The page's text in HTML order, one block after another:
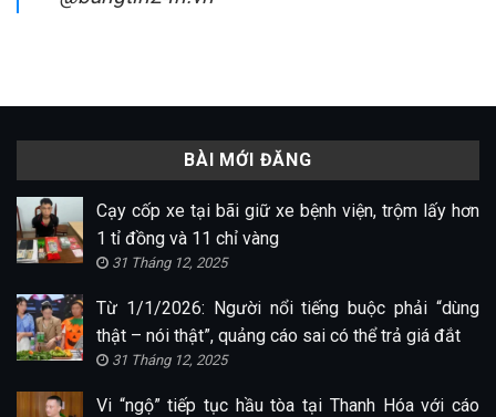
BÀI MỚI ĐĂNG
Cạy cốp xe tại bãi giữ xe bệnh viện, trộm lấy hơn
1 tỉ đồng và 11 chỉ vàng
31 Tháng 12, 2025
Từ 1/1/2026: Người nổi tiếng buộc phải “dùng
thật – nói thật”, quảng cáo sai có thể trả giá đắt
31 Tháng 12, 2025
Vi “ngộ” tiếp tục hầu tòa tại Thanh Hóa với cáo